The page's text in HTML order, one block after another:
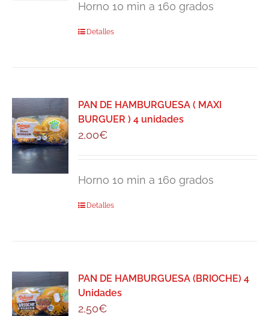
Horno 10 min a 160 grados
Detalles
PAN DE HAMBURGUESA ( MAXI
BURGUER ) 4 unidades
2,00€
Horno 10 min a 160 grados
Detalles
PAN DE HAMBURGUESA (BRIOCHE) 4
Unidades
2,50€